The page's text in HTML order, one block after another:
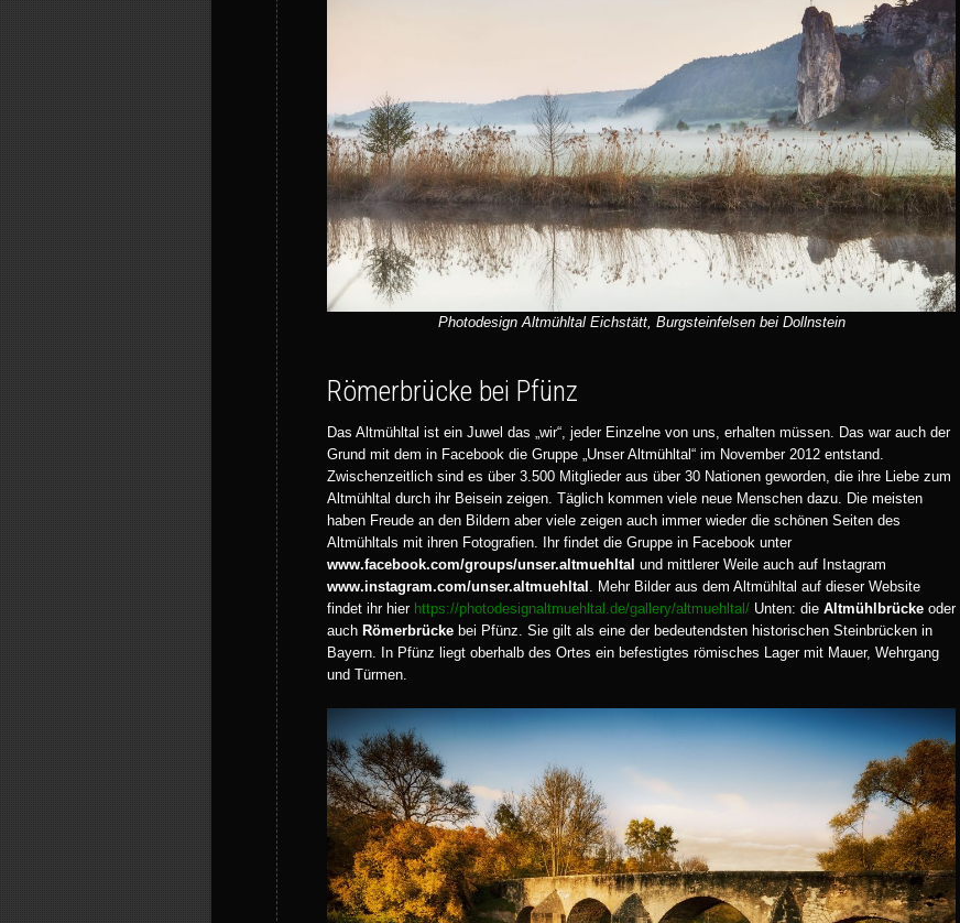
Photodesign Altmühltal Eichstätt, Burgsteinfelsen bei Dollnstein
Römerbrücke bei Pfünz
Das Altmühltal ist ein Juwel das „wir“, jeder Einzelne von uns, erhalten müssen. Das war auch der
Grund mit dem in Facebook die Gruppe „Unser Altmühltal“ im November 2012 entstand.
Zwischenzeitlich sind es über 3.500 Mitglieder aus über 30 Nationen geworden, die ihre Liebe zum
Altmühltal durch ihr Beisein zeigen. Täglich kommen viele neue Menschen dazu. Die meisten
haben Freude an den Bildern aber viele zeigen auch immer wieder die schönen Seiten des
Altmühltals mit ihren Fotografien. Ihr findet die Gruppe in Facebook unter
www.facebook.com/groups/unser.altmuehltal und mittlerer Weile auch auf Instagram
www.instagram.com/unser.altmuehltal
. Mehr Bilder aus dem Altmühltal auf dieser Website
findet ihr hier https://photodesignaltmuehltal.de/gallery/altmuehltal/ Unten: die Altmühlbrücke oder
auch Römerbrücke bei Pfünz. Sie gilt als eine der bedeutendsten historischen Steinbrücken in
Bayern. In Pfünz liegt oberhalb des Ortes ein befestigtes römisches Lager mit Mauer, Wehrgang
und Türmen.